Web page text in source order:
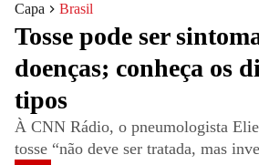
Capa Brasil
Tosse pode ser
doenças; conheça os
tipos
À CNN Rádio, o pneumologista
tosse “não deve ser tratada, mas